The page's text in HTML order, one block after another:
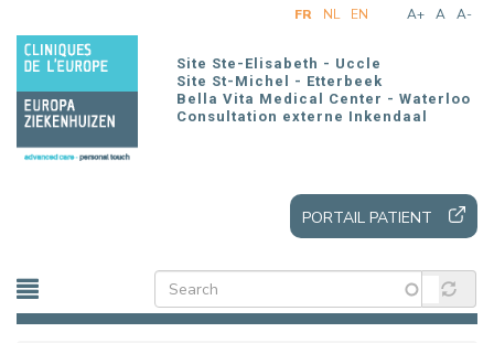
au
contenu
A+ A A-
FR NL EN
Site Ste-Elisabeth - Uccle
Site St-Michel - Etterbeek
Bella Vita Medical Center - Waterloo
Consultation externe Inkendaal
PORTAIL PATIENT